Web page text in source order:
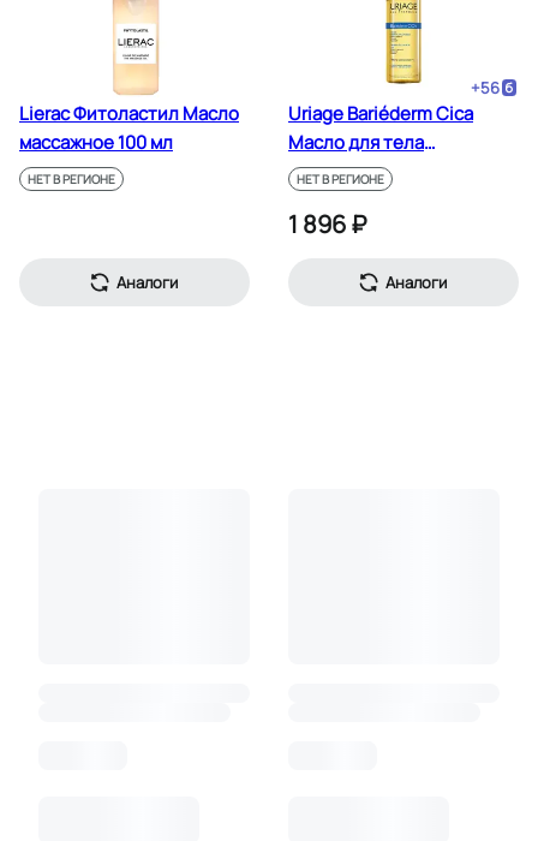
Lierac Фитоластил Масло
массажное 100 мл
НЕТ В РЕГИОНЕ
Аналоги
+56
Uriage Bariéderm Cicа
Масло для тела
дерматологическое 100
НЕТ В РЕГИОНЕ
1 896 ₽
Аналоги